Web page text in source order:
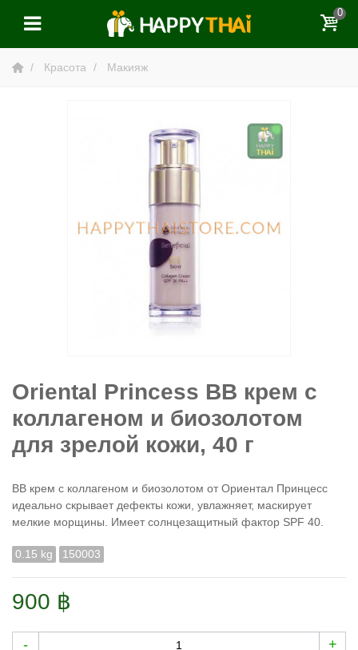
0
Красота Макияж
Oriental Princess BB крем с
коллагеном и биозолотом
для зрелой кожи, 40 г
BB крем с коллагеном и биозолотом от Ориентал Принцесс
идеально скрывает дефекты кожи, увлажняет, маскирует
мелкие морщины. Имеет солнцезащитный фактор SPF 40.
0.15 kg 150003
900 ฿
- +